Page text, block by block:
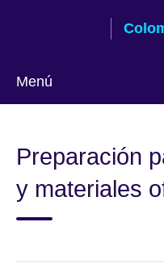
Menú
idioma
Preparación
y materiales